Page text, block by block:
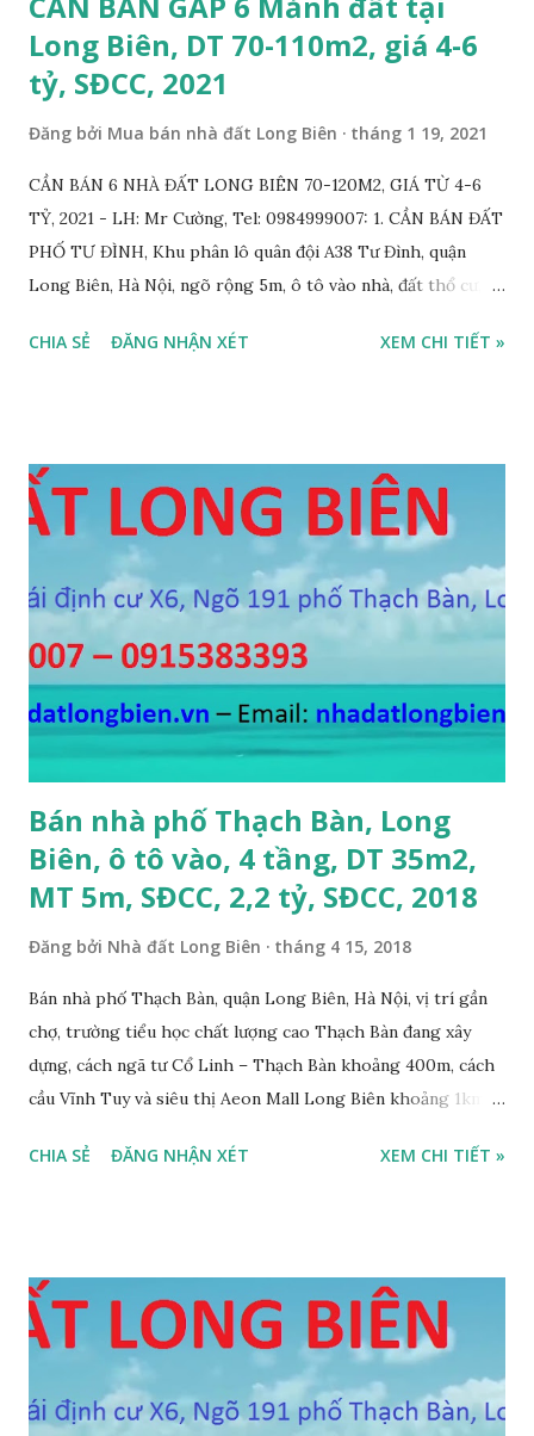
Long Biên, DT 70-110m2, giá 4-6
tỷ, SĐCC, 2021
Đăng bởi Mua bán nhà đất Long Biên tháng 1 19, 2021
CẦN BÁN 6 NHÀ ĐẤT LONG BIÊN 70-120M2, GIÁ TỪ 4-6
TỶ, 2021 - LH: Mr Cường, Tel: 0984999007: 1. CẦN BÁN ĐẤT
PHỐ TƯ ĐÌNH, Khu phân lô quân đội A38 Tư Đình, quận
Long Biên, Hà Nội, ngõ rộng 5m, ô tô vào nhà, đất thổ cư,
BÁN: 4.2 TỶ, có thương lượng; 2. CẦN BÁN GẤP đất ngõ 134
564 Nguyễn Văn Cừ, Gia Thụy, ô tô cách 15m, DT 112m2, MT
11m, chia 3 suất, hướng Đông Nam, SĐCC, giá bán: 5,7 tỷ, có
thương lượng 4. CẦN BÁN GẤP đất mặt hồ Cự Khối, gần cầu
Thanh Trì, mặt hồ rộng 2ha, đường 6m, DT 110m2, MT 6m,
hướng Tây Nam, SĐCC, giá bán: 5.5 tỷ, có thương lượng; 5.
CẦN BÁN GẤP đất đấu giá A1A2A3 Cự Khối, gần cầu Thanh
Trì, đường 8.5m, DT 66m2, MT 5.5m, hướng Đông Bắc, SĐCC,
giá bán: 4.2 tỷ, có thương lượng; 6. CẦN BÁN GẤP đất Ngõ 38
phố Tư Đình, gần đường Cổ Linh, ngõ 3m, DT...
CHIA SẺ ĐĂNG NHẬN XÉT XEM CHI TIẾT »
Bán nhà phố Thạch Bàn, Long
Biên, ô tô vào, 4 tầng, DT 35m2,
MT 5m, SĐCC, 2,2 tỷ, SĐCC, 2018
Đăng bởi Nhà đất Long Biên tháng 4 15, 2018
Bán nhà phố Thạch Bàn, quận Long Biên, Hà Nội, vị trí gần
chợ, trường tiểu học chất lượng cao Thạch Bàn đang xây
dựng, cách ngã tư Cổ Linh – Thạch Bàn khoảng 400m, cách
cầu Vĩnh Tuy và siêu thị Aeon Mall Long Biên khoảng 1km,
4 tầng, diện tích mặt bằng 35m2, mặt tiền 5m, thiết kế 3
trung gian, Môi giới và Quảng cáo trực tuyến ĐÃ BÁN
CHIA SẺ ĐĂNG NHẬN XÉT XEM CHI TIẾT »